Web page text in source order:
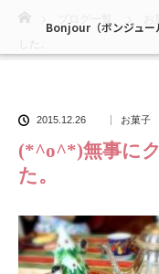
Bonjour（ボンジュ
ブログ一覧 お
した。
2015.12.26 お菓子
(*^o^*)無事に
た。